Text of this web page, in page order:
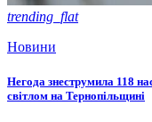
trending_flat
Новини
Негода знеструмила 118
світлом на Тернопільщині